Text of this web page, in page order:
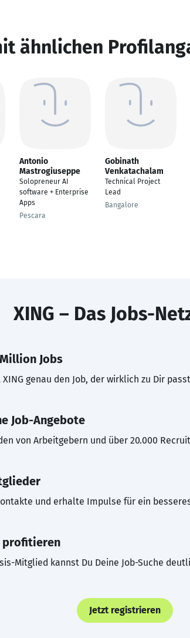
ähnlichen
Antonio
Mastrogiuseppe
Solopreneur AI
software + Enterprise
Apps
Pescara
Gobinath
Venkatachalam
Technical Project
Lead
Bangalore
XING – Das Jobs-
Jobs
genau den Job, der wirklich zu Dir
Job-Angebote
von Arbeitgebern und über 20.000
und erhalte Impulse für ein
profitieren
Mitglied kannst Du Deine Job-Suche
Jetzt registrieren